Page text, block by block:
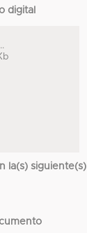
digital
la(s) siguiente(s)